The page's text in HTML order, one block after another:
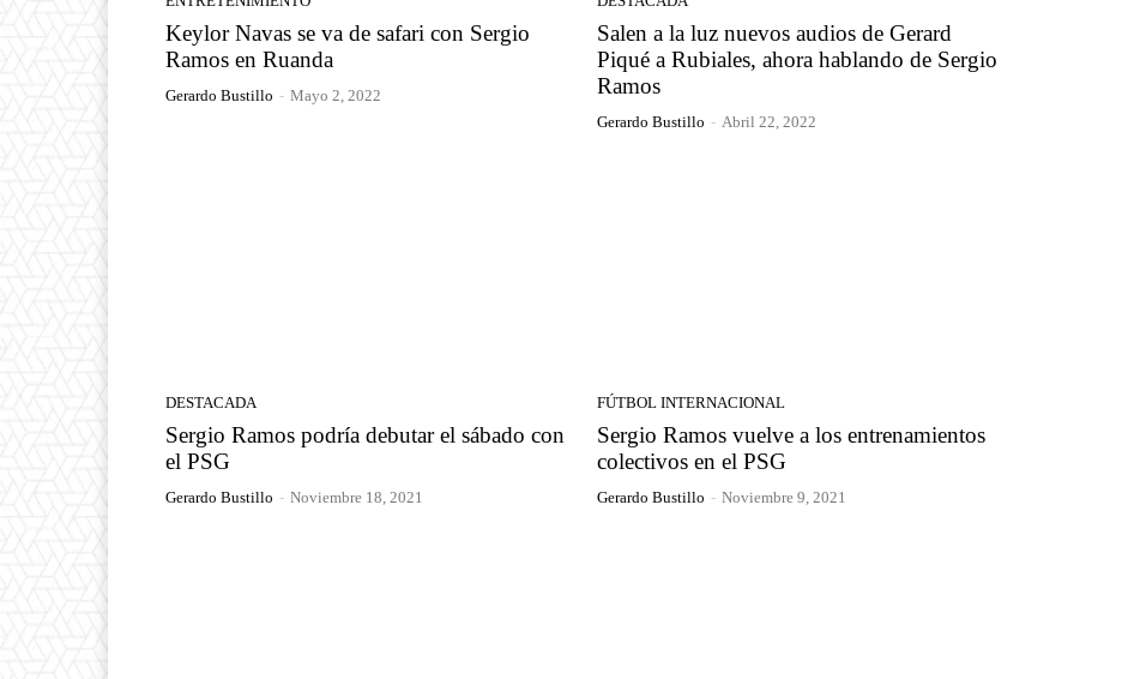
Keylor Navas se va de safari con Sergio
Ramos en Ruanda
Gerardo Bustillo - Mayo 2, 2022
Salen a la luz nuevos audios de Gerard
Piqué a Rubiales, ahora hablando de Sergio
Ramos
Gerardo Bustillo - Abril 22, 2022
DESTACADA
Sergio Ramos podría debutar el sábado con
el PSG
Gerardo Bustillo - Noviembre 18, 2021
FÚTBOL INTERNACIONAL
Sergio Ramos vuelve a los entrenamientos
colectivos en el PSG
Gerardo Bustillo - Noviembre 9, 2021